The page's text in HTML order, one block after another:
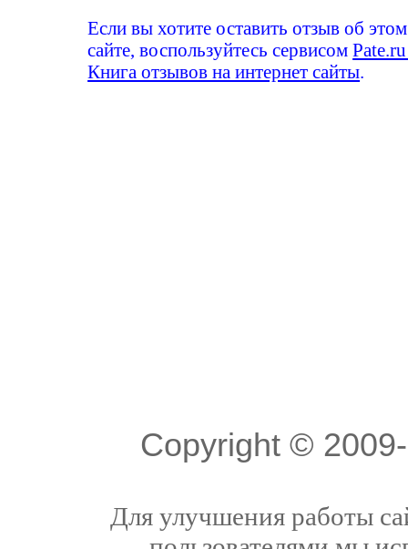
Если вы хотите оставить отзыв об этом
сайте, воспользуйтесь сервисом
Книга отзывов на интернет сайты
Copyright ©
Для улучшения работы